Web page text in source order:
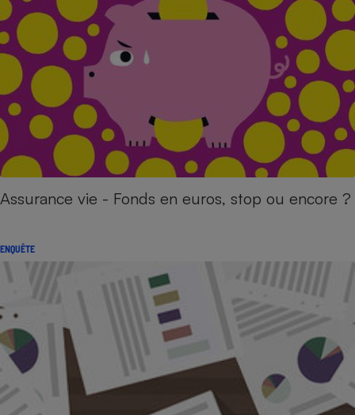
Assurance vie - Fonds en euros, stop ou encore ?
ENQUÊTE